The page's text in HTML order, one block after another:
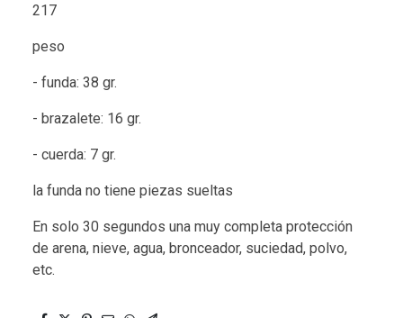
217
peso
- funda: 38 gr.
- brazalete: 16 gr.
- cuerda: 7 gr.
la funda no tiene piezas sueltas
En solo 30 segundos una muy completa protección
de arena, nieve, agua, bronceador, suciedad, polvo,
etc.